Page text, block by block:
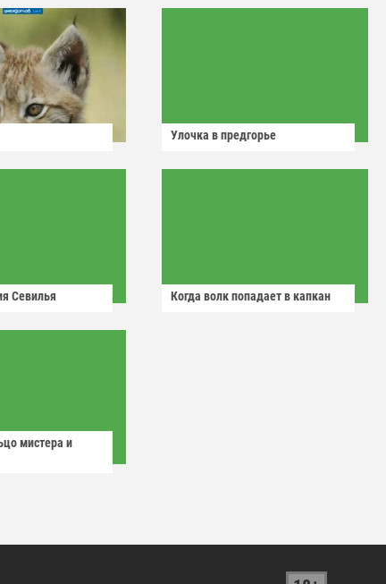
Улочка в предгорье
Севилья Когда волк попадает в капкан
мистера и